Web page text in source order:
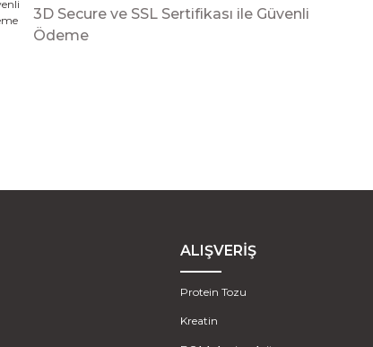
3D Secure ve SSL Sertifikası ile Güvenli
Ödeme
ALIŞVERİŞ
Protein Tozu
Kreatin